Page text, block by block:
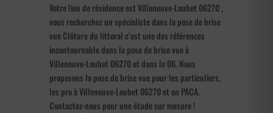
Votre lieu de résidence est Villeneuve-Loubet 06270 ,
vous recherchez un spécialiste dans la pose de brise
vue Clôture du littoral c’est une des références
incontournable dans la pose de brise vue à
Villeneuve-Loubet 06270 et dans le 06. Nous
proposons la pose de brise vue pour les particuliers,
les pro à Villeneuve-Loubet 06270 et en PACA.
Contactez-nous pour une étude sur mesure !